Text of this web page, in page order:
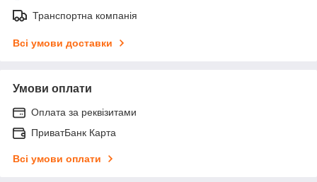
Транспортна компанія
Всі умови доставки
Умови оплати
Оплата за реквізитами
ПриватБанк Карта
Всі умови оплати